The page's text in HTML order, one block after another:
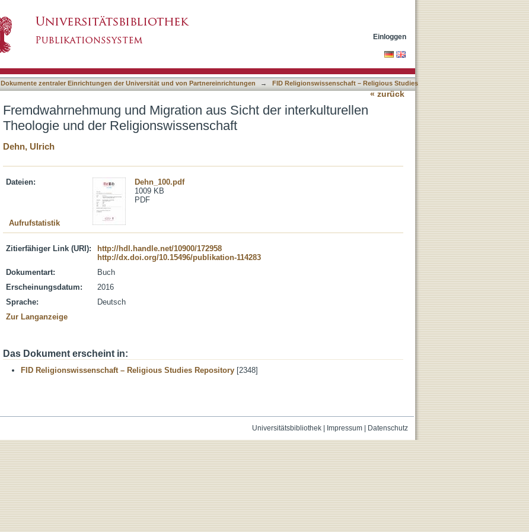
Einloggen
Dokumente zentraler Einrichtungen der Universität und von Partnereinrichtungen →
FID Religionswissenschaft – Religious Studies
« zurück
Fremdwahrnehmung und Migration aus Sicht der interkulturellen
Theologie und der Religionswissenschaft
Dehn, Ulrich
Dateien:
Dehn_100.pdf
1009 KB
PDF
Aufrufstatistik
Zitierfähiger Link (URI):
http://hdl.handle.net/10900/172958
http://dx.doi.org/10.15496/publikation-114283
Dokumentart:
Buch
Erscheinungsdatum:
2016
Sprache:
Deutsch
Zur Langanzeige
Das Dokument erscheint in:
FID Religionswissenschaft – Religious Studies Repository [2348]
Universitätsbibliothek| Impressum| Datenschutz